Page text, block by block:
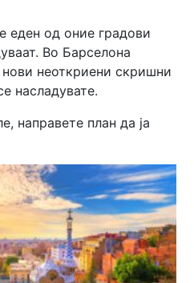
еден од оние градови
Во Барселона
неоткриени скришни
насладувате.
направете план да ја